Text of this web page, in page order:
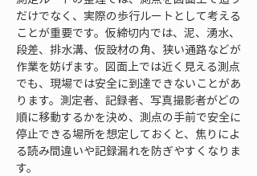
だけでなく、実際の歩行ルートとして考える
ことが重要です。仮締切内では、泥、湧水、
段差、排水溝、仮設材の角、狭い通路などが
作業を妨げます。図面上では近く見える測点
でも、現場では安全に到達できないことがあ
ります。測定者、記録者、写真撮影者がどの
順に移動するかを決め、測点の手前で安全に
停止できる場所を想定しておくと、焦りによ
る読み間違いや記録漏れを防ぎやすくなりま
す。